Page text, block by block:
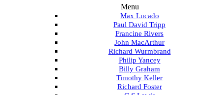
Menu
Max Lucado
Paul David Tripp
Francine Rivers
John MacArthur
Richard Wurmbrand
Philip Yancey
Billy Graham
Timothy Keller
Richard Foster